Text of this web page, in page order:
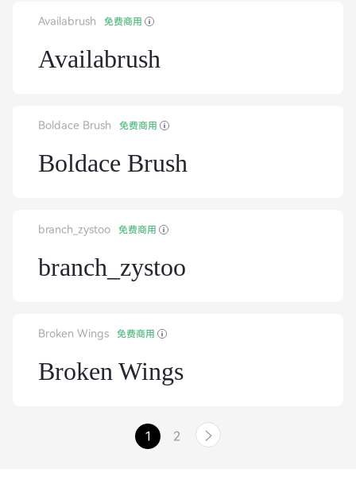
Availabrush 免费商用
Availabrush
Boldace Brush 免费商用
Boldace Brush
branch_zystoo 免费商用
branch_zystoo
Broken Wings 免费商用
Broken Wings
1 2 